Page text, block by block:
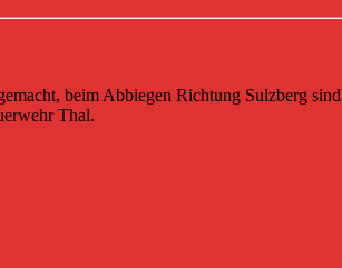
beim Abbiegen Richtung Sulzberg
Thal.